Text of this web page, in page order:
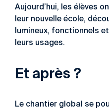
Aujourd’hui, les élèves
leur nouvelle école,
lumineux, fonctionnels
leurs usages.
Et après ?
Le chantier global se